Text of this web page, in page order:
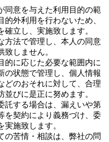
同意を与えた利用目的の範
外利用を行わないため、
立し、実施致します。
方法で管理し、本人の同意
しません。
的に応じた必要な範囲内に
の状態で管理し、個人情報
どのおそれに対して、合理
びに是正に努めます。
託する場合は、漏えいや第
を契約により義務づけ、委
施致します。
の苦情・相談は、弊社の問